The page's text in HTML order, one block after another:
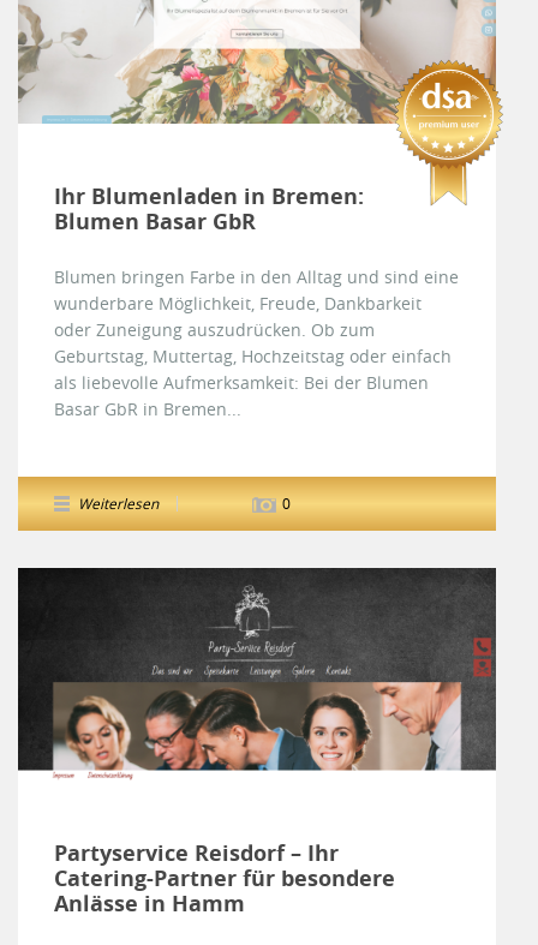
Ihr Blumenladen in Bremen:
Blumen Basar GbR
Blumen bringen Farbe in den Alltag und sind eine
wunderbare Möglichkeit, Freude, Dankbarkeit
oder Zuneigung auszudrücken. Ob zum
Geburtstag, Muttertag, Hochzeitstag oder einfach
als liebevolle Aufmerksamkeit: Bei der Blumen
Basar GbR in Bremen...
Weiterlesen 0
Partyservice Reisdorf – Ihr
Catering-Partner für besondere
Anlässe in Hamm